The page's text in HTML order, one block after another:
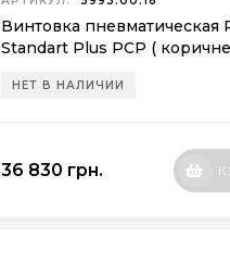
Винтовка пневматическая
Standart Plus PCP (
НЕТ В НАЛИЧИИ
36 830 грн.